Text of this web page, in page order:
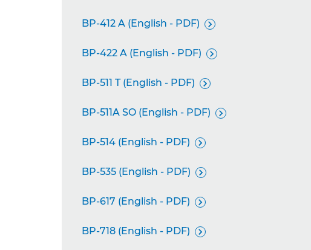
BP-412 A (English - PDF) 
BP-422 A (English - PDF) 
BP-511 T (English - PDF) 
BP-511A SO (English - PDF) 
BP-514 (English - PDF) 
BP-535 (English - PDF) 
BP-617 (English - PDF) 
BP-718 (English - PDF) 